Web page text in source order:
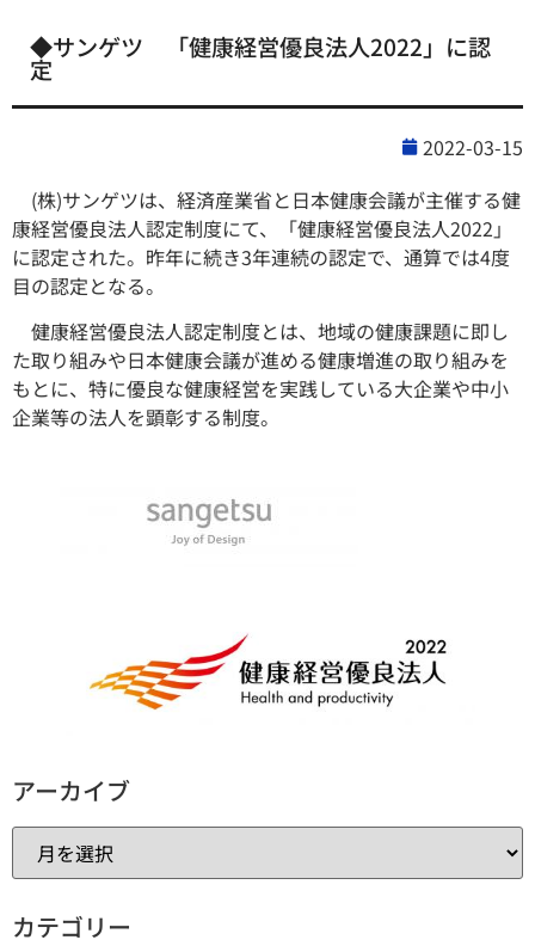
◆サンゲツ 「健康経営優良法人2022」に認
定
2022-03-15
(株)サンゲツは、経済産業省と日本健康会議が主催する健
康経営優良法人認定制度にて、「健康経営優良法人2022」
に認定された。昨年に続き3年連続の認定で、通算では4度
目の認定となる。
健康経営優良法人認定制度とは、地域の健康課題に即し
た取り組みや日本健康会議が進める健康増進の取り組みを
もとに、特に優良な健康経営を実践している大企業や中小
企業等の法人を顕彰する制度。
アーカイブ
カテゴリー